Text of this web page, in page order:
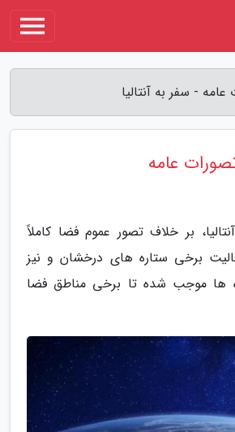
- سفر به آنتالیا
عامه
بر خلاف تصور عموم فضا کاملاً
برخی ستاره های درخشان و نیز
ها موجب شده تا برخی مناطق فضا